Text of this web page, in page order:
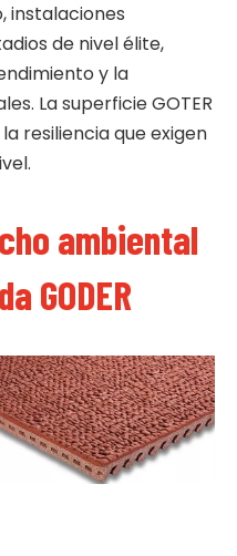
instalaciones
de nivel élite,
y la
La superficie GOTER
resiliencia que exigen
ambiental
GODER